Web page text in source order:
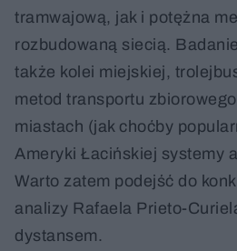
tramwajową, jak i potężna
rozbudowaną siecią.
także kolei miejskiej,
metod transportu
miastach (jak choćby
Ameryki Łacińskiej systemy
Warto zatem podejść do
analizy Rafaela Prieto-
dystansem.